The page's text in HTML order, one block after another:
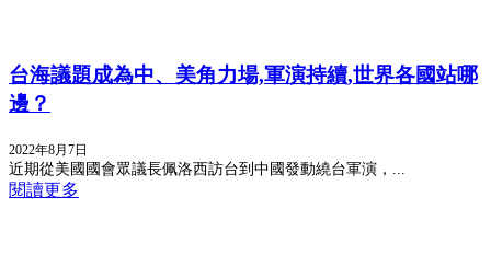
台海議題成為中、美角力場,軍演持續,世界各國站哪
邊？
2022年8月7日
近期從美國國會眾議長佩洛西訪台到中國發動繞台軍演，...
閱讀更多